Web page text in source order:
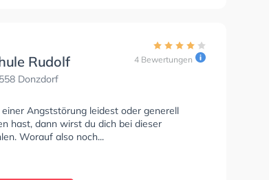
Rudolf
Donzdorf
4 Bewertungen
Angststörung leidest oder generell
hast, dann wirst du dich bei dieser
Worauf also noch...